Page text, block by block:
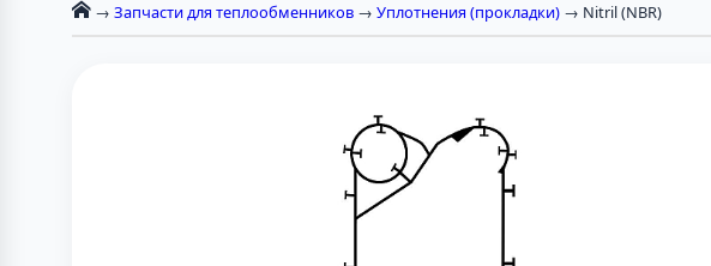
→ Запчасти для теплообменников → Уплотнения (прокладки) → Nitril (NBR)